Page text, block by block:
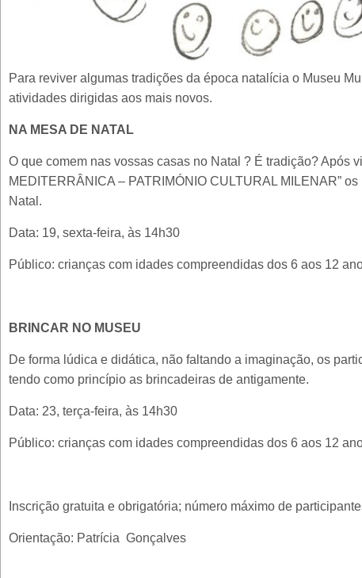
Para reviver algumas tradições da época natalícia o Museu
atividades dirigidas aos mais novos.
NA MESA DE NATAL
O que comem nas vossas casas no Natal ? É tradição? Após
MEDITERRÂNICA – PATRIMÓNIO CULTURAL MILENAR”
Natal.
Data: 19, sexta-feira, às 14h30
Público: crianças com idades compreendidas dos 6 aos 12
BRINCAR NO MUSEU
De forma lúdica e didática, não faltando a imaginação, os
tendo como princípio as brincadeiras de antigamente.
Data: 23, terça-feira, às 14h30
Público: crianças com idades compreendidas dos 6 aos 12
Inscrição gratuita e obrigatória; número máximo de
Orientação: Patrícia Gonçalves